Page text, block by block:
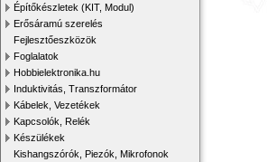
Építőkészletek (KIT, Modul)
Erősáramú szerelés
Fejlesztőeszközök
Foglalatok
Hobbielektronika.hu
Induktivitás, Transzformátor
Kábelek, Vezetékek
Kapcsolók, Relék
Készülékek
Kishangszórók, Piezók, Mikrofonok